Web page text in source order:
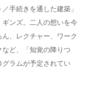
手続きを通した建築」
ンズ。二人の想いを今
、レクチャー、ワーク
ど、「知覚の降りつ
ラムが予定されてい